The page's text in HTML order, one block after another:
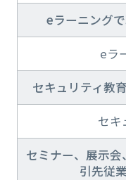
eラーニング
eラ
セキュリティ教
セキ
セミナー、展示
引先従